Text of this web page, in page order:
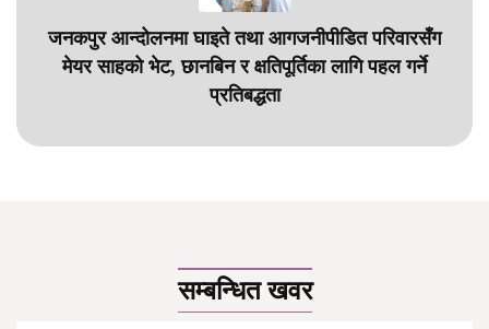
जनकपुर आन्दोलनमा घाइते तथा आगजनीपीडित परिवारसँग
मेयर साहको भेट, छानबिन र क्षतिपूर्तिका लागि पहल गर्ने
प्रतिबद्धता
सम्बन्धित खवर